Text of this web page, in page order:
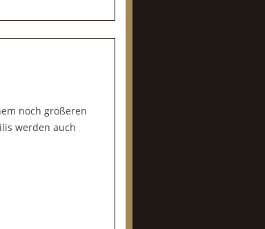
noch größeren
werden auch